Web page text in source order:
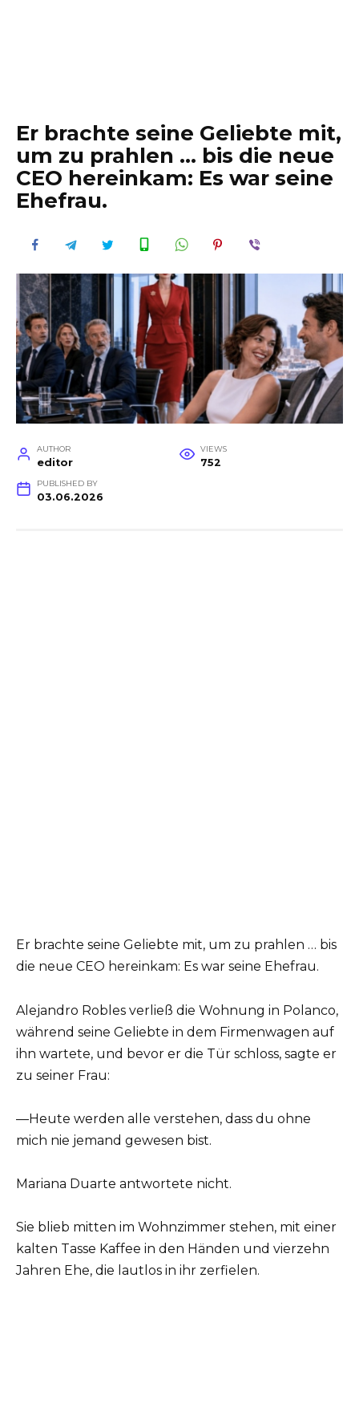
Er brachte seine Geliebte mit,
um zu prahlen … bis die neue
CEO hereinkam: Es war seine
Ehefrau.
AUTHOR
editor
VIEWS
752
PUBLISHED BY
03.06.2026
Er brachte seine Geliebte mit, um zu prahlen … bis
die neue CEO hereinkam: Es war seine Ehefrau.
Alejandro Robles verließ die Wohnung in Polanco,
während seine Geliebte in dem Firmenwagen auf
ihn wartete, und bevor er die Tür schloss, sagte er
zu seiner Frau:
—Heute werden alle verstehen, dass du ohne
mich nie jemand gewesen bist.
Mariana Duarte antwortete nicht.
Sie blieb mitten im Wohnzimmer stehen, mit einer
kalten Tasse Kaffee in den Händen und vierzehn
Jahren Ehe, die lautlos in ihr zerfielen.